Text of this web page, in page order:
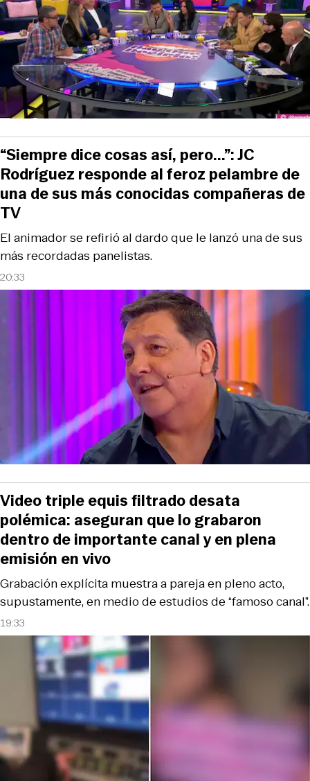
20:33
El animador se refirió al dardo que le lanzó una de sus
más recordadas panelistas.
“Siempre dice cosas así, pero...”: JC
Rodríguez responde al feroz pelambre de
una de sus más conocidas compañeras de
TV
19:33
Grabación explícita muestra a pareja en pleno acto,
supustamente, en medio de estudios de “famoso canal”.
Video triple equis filtrado desata
polémica: aseguran que lo grabaron
dentro de importante canal y en plena
emisión en vivo